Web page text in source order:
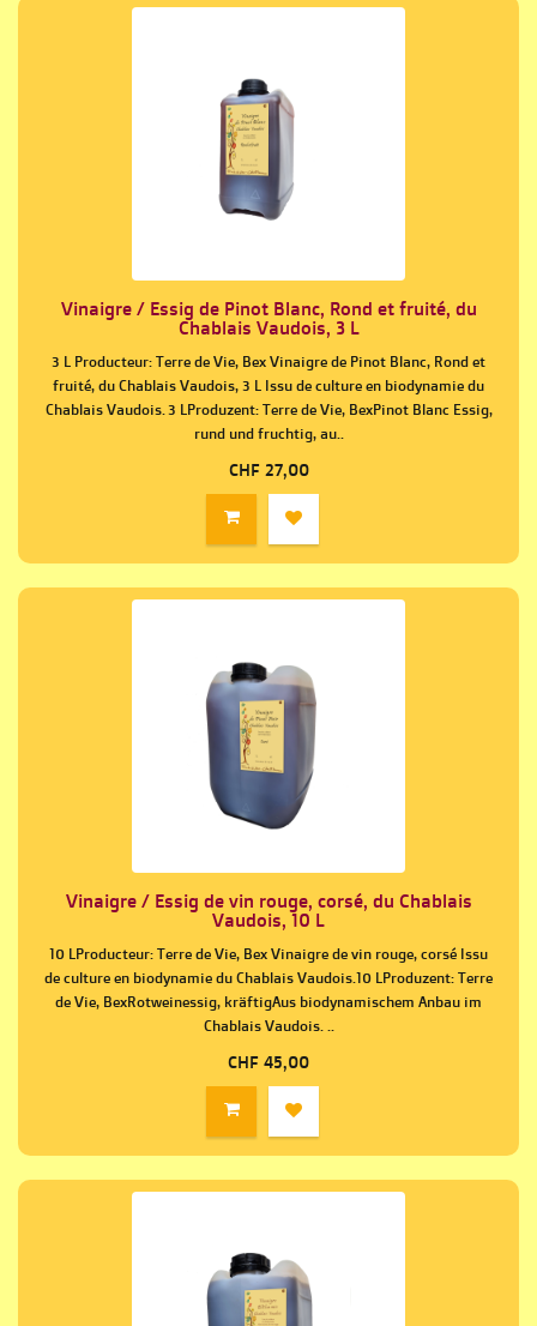
Vinaigre / Essig de Pinot Blanc, Rond et fruité, du
Chablais Vaudois, 3 L
3 L Producteur: Terre de Vie, Bex Vinaigre de Pinot Blanc, Rond et
fruité, du Chablais Vaudois, 3 L Issu de culture en biodynamie du
Chablais Vaudois. 3 LProduzent: Terre de Vie, BexPinot Blanc Essig,
rund und fruchtig, au..
CHF 27,00
Vinaigre / Essig de vin rouge, corsé, du Chablais
Vaudois, 10 L
10 LProducteur: Terre de Vie, Bex Vinaigre de vin rouge, corsé Issu
de culture en biodynamie du Chablais Vaudois.10 LProduzent: Terre
de Vie, BexRotweinessig, kräftigAus biodynamischem Anbau im
Chablais Vaudois. ..
CHF 45,00